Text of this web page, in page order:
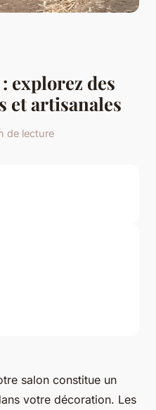
explorez des
et artisanales
de lecture
salon constitue un
votre décoration. Les